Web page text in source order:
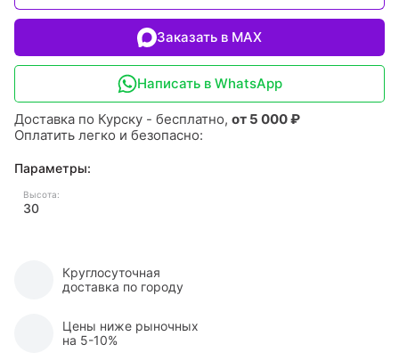
Заказать в MAX
Написать в WhatsApp
Доставка по Курску - бесплатно, от 5 000 ₽
Оплатить легко и безопасно:
Параметры:
Высота:
30
Круглосуточная
доставка по городу
Цены ниже рыночных
на 5-10%